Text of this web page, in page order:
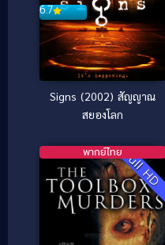
6.7
Signs (2002) สัญญาณ
สยองโลก
Full HD
พากย์ไทย